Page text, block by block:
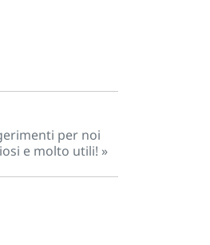
per noi
e molto utili! »